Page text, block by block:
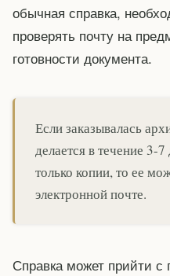
обычная справка,
проверять почту на
готовности документа.
Если заказывалась
делается в течение 3-
только копии, то ее
электронной почте.
Справка может прийти